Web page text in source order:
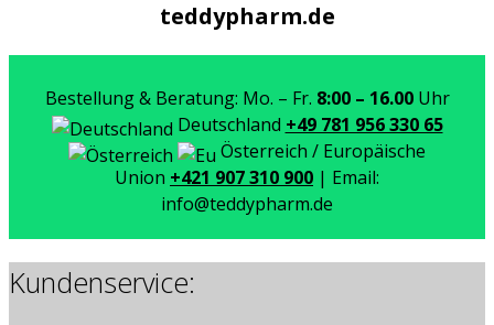
teddypharm.de
Bestellung & Beratung: Mo. – Fr. 8:00 – 16.00Uhr
Deutschland +49 781 956 330 65
Österreich / Europäische
Union +421 907 310 900 | Email:
info@teddypharm.de
Kundenservice: